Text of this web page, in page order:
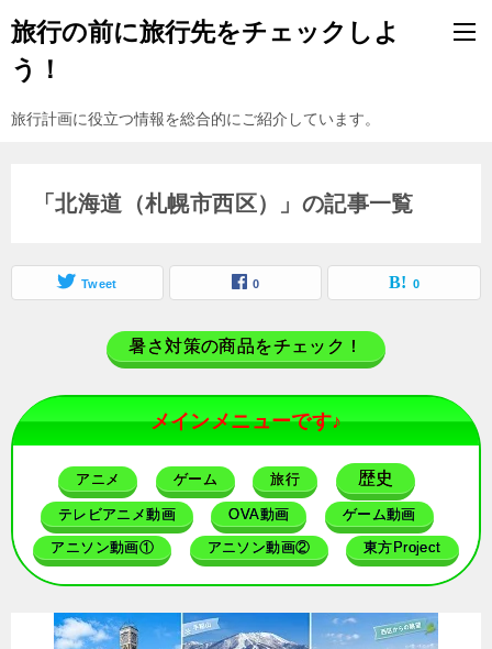
旅行の前に旅行先をチェックしよ
う！
旅行計画に役立つ情報を総合的にご紹介しています。
「北海道（札幌市西区）」の記事一覧
Tweet 0 0
暑さ対策の商品をチェック！
メインメニューです♪
アニメ ゲーム 旅行 歴史
テレビアニメ動画 OVA動画 ゲーム動画
アニソン動画① アニソン動画② 東方Project